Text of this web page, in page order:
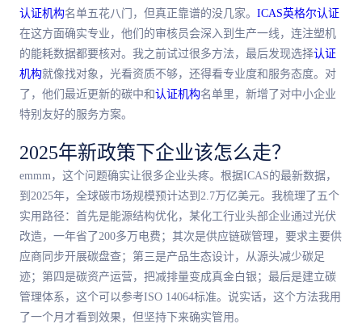
认证机构名单五花八门，但真正靠谱的没几家。 ICAS英格尔认证
在这方面确实专业，他们的审核员会深入到生产一线，连注塑机
的能耗数据都要核对。我之前试过很多方法，最后发现选择认证
机构就像找对象，光看资质不够，还得看专业度和服务态度。对
了，他们最近更新的碳中和认证机构名单里，新增了对中小企业
特别友好的服务方案。
2025年新政策下企业该怎么走？
emmm，这个问题确实让很多企业头疼。根据ICAS的最新数据，
到2025年，全球碳市场规模预计达到2.7万亿美元。我梳理了五个
实用路径：首先是能源结构优化，某化工行业头部企业通过光伏
改造，一年省了200多万电费；其次是供应链碳管理，要求主要供
应商同步开展碳盘查；第三是产品生态设计，从源头减少碳足
迹；第四是碳资产运营，把减排量变成真金白银；最后是建立碳
管理体系，这个可以参考ISO 14064标准。说实话，这个方法我用
了一个月才看到效果，但坚持下来确实管用。